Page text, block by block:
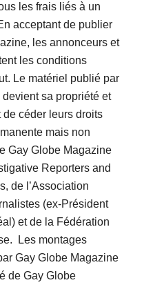
les frais liés à un
acceptant de publier
les annonceurs et
les conditions
Le matériel publié par
sa propriété et
de céder leurs droits
mais non
Gay Globe Magazine
Reporters and
de l’Association
(ex-Président
et de la Fédération
Les montages
Gay Globe Magazine
de Gay Globe